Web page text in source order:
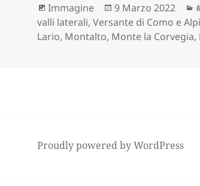
Formato
Immagine
Scritto
il
9 Marzo 2022
valli laterali,Versante di Como e
Lario, Montalto, Monte la Corvegia,
Proudly powered by WordPress